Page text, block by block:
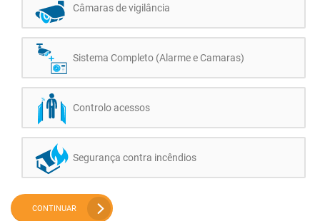
Câmaras de vigilância
Sistema Completo (Alarme e Camaras)
Controlo acessos
Segurança contra incêndios
CONTINUAR